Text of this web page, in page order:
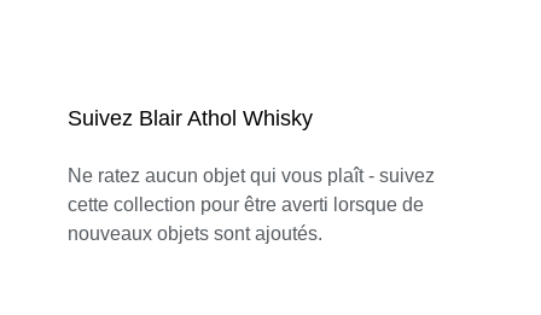
Suivez Blair Athol Whisky
Ne ratez aucun objet qui vous plaît - suivez
cette collection pour être averti lorsque de
nouveaux objets sont ajoutés.